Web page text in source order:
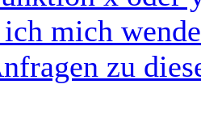
mich
zu